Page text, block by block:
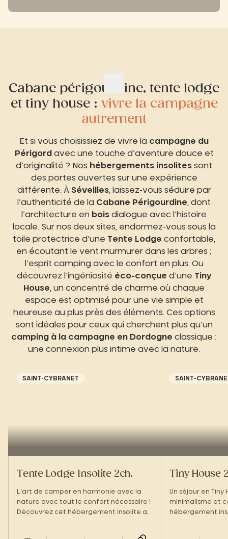
Cabane périgourdine, tente lodge
et tiny house : vivre la campagne
autrement
Et si vous choisissiez de vivre la campagne du
Périgord avec une touche d’aventure douce et
d’originalité ? Nos hébergements insolites sont
des portes ouvertes sur une expérience
différente. À Séveilles, laissez-vous séduire par
l’authenticité de la Cabane Périgourdine , dont
l’architecture en bois dialogue avec l’histoire
locale. Sur nos deux sites, endormez-vous sous la
toile protectrice d’une Tente Lodge confortable,
en écoutant le vent murmurer dans les arbres ;
l’esprit camping avec le confort en plus. Ou
découvrez l’ingéniosité éco-conçue d’une Tiny
House , un concentré de charme où chaque
espace est optimisé pour une vie simple et
heureuse au plus près des éléments. Ces options
sont idéales pour ceux qui cherchent plus qu’un
camping à la campagne en Dordogne classique :
une connexion plus intime avec la nature.
SAINT-CYBRANET
Tente Lodge Insolite 2ch.
L’art de camper en harmonie avec la
nature avec tout le confort nécessaire !
Découvrez cet hébergement insolite au
SAINT-
Tiny House
Un séjour en Tiny
minimalisme et
hébergement